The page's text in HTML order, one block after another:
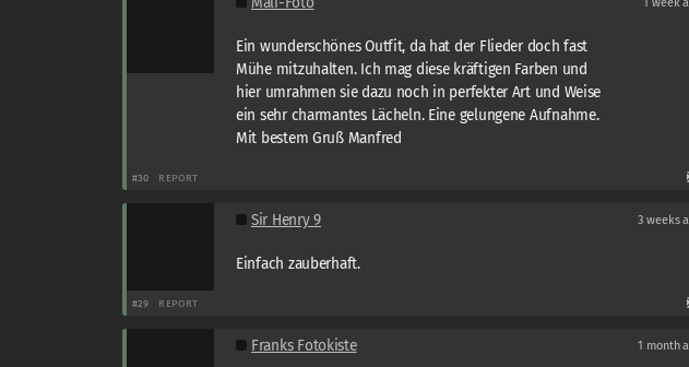
Ein wunderschönes Outfit, da hat der Flieder doch fast
Mühe mitzuhalten. Ich mag diese kräftigen Farben und
hier umrahmen sie dazu noch in perfekter Art und Weise
ein sehr charmantes Lächeln. Eine gelungene Aufnahme.
Mit bestem Gruß Manfred
#30 REPORT
Sir Henry 9 3 weeks
Einfach zauberhaft.
#29 REPORT
Franks Fotokiste 1 month